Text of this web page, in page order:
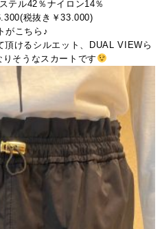
テル42％ナイロン14％
税抜き￥33.000)
がこちら♪
頂けるシルエット、DUAL VIEWら
そうなスカートです